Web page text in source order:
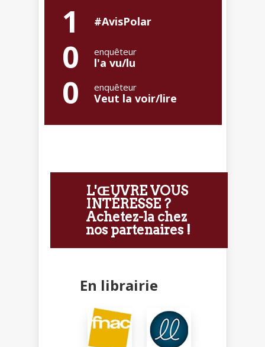
1 #AvisPolar
0 enquêteur
l'a vu/lu
0 enquêteur
Veut la voir/lire
L'ŒUVRE VOUS
INTÉRESSE ?
Achetez-la chez
nos partenaires !
En librairie